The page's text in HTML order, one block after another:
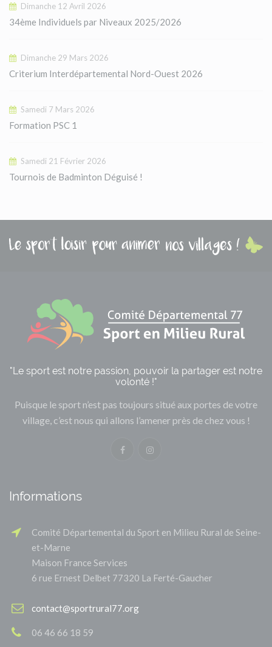
Dimanche 12 Avril 2026
34ème Individuels par Niveaux 2025/2026
Dimanche 29 Mars 2026
Criterium Interdépartemental Nord-Ouest 2026
Samedi 7 Mars 2026
Formation PSC 1
Samedi 21 Février 2026
Tournois de Badminton Déguisé !
"Le sport est notre passion, pouvoir la partager est notre
volonté !"
Puisque le sport n’est pas toujours situé aux portes de votre
village, c’est nous qui allons l’amener près de chez vous !
Informations
Comité Départemental du Sport en Milieu Rural de Seine-
et-Marne
Maison France Services
6 rue Ernest Delbet 77320 La Ferté-Gaucher
contact@sportrural77.org
06 46 66 18 59